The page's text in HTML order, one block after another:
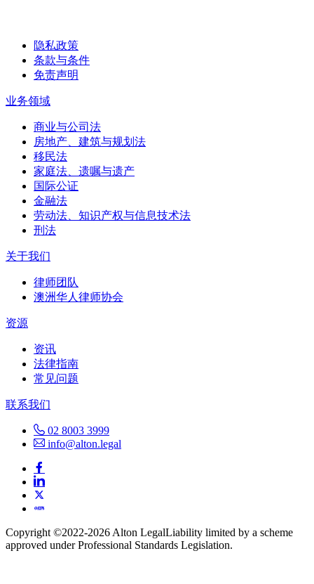
隐私政策
条款与条件
免责声明
业务领域
商业与公司法
房地产、建筑与规划法
移民法
家庭法、遗嘱与遗产
国际公证
金融法
劳动法、知识产权与信息技术法
刑法
关于我们
律师团队
澳洲华人律师协会
资源
资讯
法律指南
常见问题
联系我们
02 8003 3999
info@alton.legal
Copyright ©️2022-2026 Alton LegalLiability limited by a scheme
approved under Professional Standards Legislation.